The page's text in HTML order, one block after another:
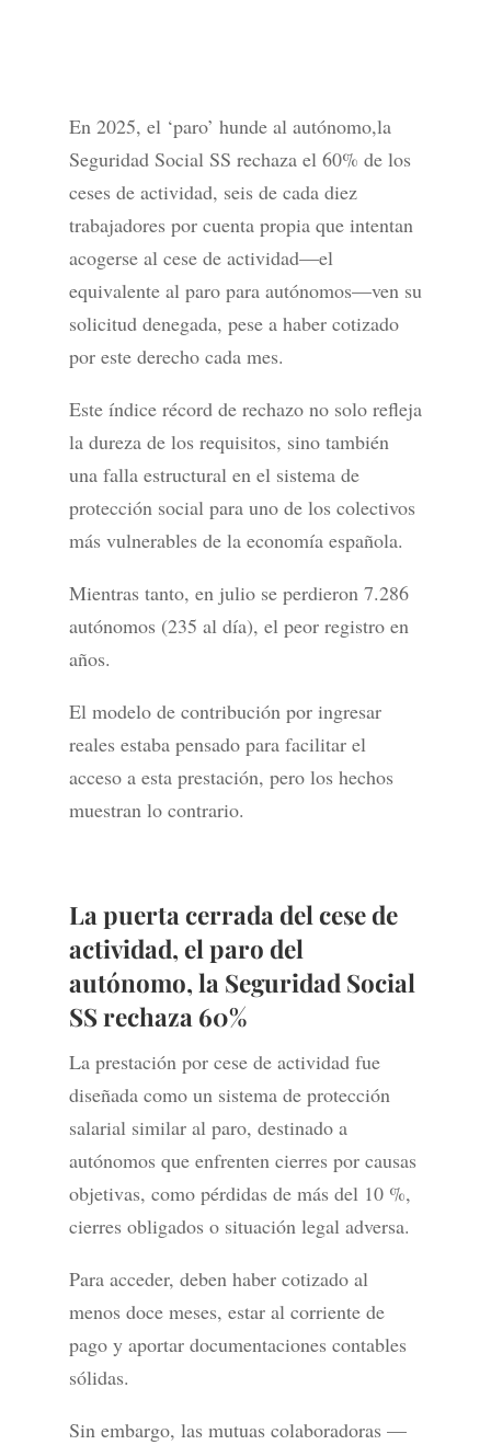
En 2025, el ‘paro’ hunde al autónomo,la
Seguridad Social SS rechaza el 60% de los
ceses de actividad, seis de cada diez
trabajadores por cuenta propia que intentan
acogerse al cese de actividad—el
equivalente al paro para autónomos—ven su
solicitud denegada, pese a haber cotizado
por este derecho cada mes.
Este índice récord de rechazo no solo refleja
la dureza de los requisitos, sino también
una falla estructural en el sistema de
protección social para uno de los colectivos
más vulnerables de la economía española.
Mientras tanto, en julio se perdieron 7.286
autónomos (235 al día), el peor registro en
años.
El modelo de contribución por ingresar
reales estaba pensado para facilitar el
acceso a esta prestación, pero los hechos
muestran lo contrario.
La puerta cerrada del cese de
actividad, el paro del
autónomo, la Seguridad Social
SS rechaza 60%
La prestación por cese de actividad fue
diseñada como un sistema de protección
salarial similar al paro, destinado a
autónomos que enfrenten cierres por causas
objetivas, como pérdidas de más del 10 %,
cierres obligados o situación legal adversa.
Para acceder, deben haber cotizado al
menos doce meses, estar al corriente de
pago y aportar documentaciones contables
sólidas.
Sin embargo, las mutuas colaboradoras —